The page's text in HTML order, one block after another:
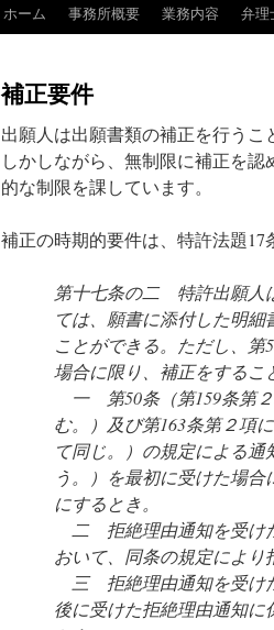
ホーム 事務所概要 業務内容 弁理
補正要件
出願人は出願書類の補正を行うこ
しかしながら、無制限に補正を
的な制限を課しています。
補正の時期的要件は、特許法題17
第十七条の二 特許出願人
ては、願書に添付した明
ことができる。ただし、
場合に限り、補正をするこ
一 第50条（第159条第２
む。）及び第163条第２項
て同じ。）の規定による
う。）を最初に受けた場
にするとき。
二 拒絶理由通知を受け
おいて、同条の規定により
三 拒絶理由通知を受け
後に受けた拒絶理由通知に